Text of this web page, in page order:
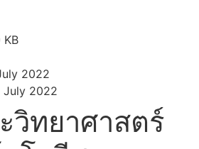
KB
2022
July 2022
วิทยาศาสตร์